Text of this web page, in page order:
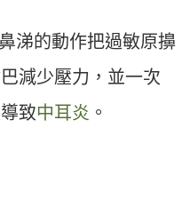
涕的動作把過敏原擤
減少壓力，並一次
致中耳炎 。